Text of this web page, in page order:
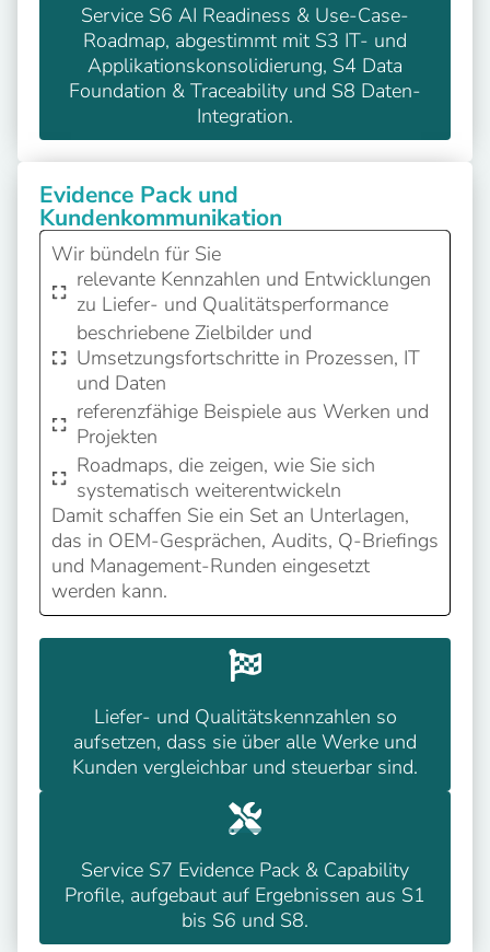
Service S6 AI Readiness & Use-Case-
Roadmap, abgestimmt mit S3 IT- und
Applikationskonsolidierung, S4 Data
Foundation & Traceability und S8 Daten-
Integration.
Evidence Pack und
Kundenkommunikation
Wir bündeln für Sie
relevante Kennzahlen und Entwicklungen
zu Liefer- und Qualitätsperformance
beschriebene Zielbilder und
Umsetzungsfortschritte in Prozessen, IT
und Daten
referenzfähige Beispiele aus Werken und
Projekten
Roadmaps, die zeigen, wie Sie sich
systematisch weiterentwickeln
Damit schaffen Sie ein Set an Unterlagen,
das in OEM-Gesprächen, Audits, Q-Briefings
und Management-Runden eingesetzt
werden kann.
Liefer- und Qualitätskennzahlen so
aufsetzen, dass sie über alle Werke und
Kunden vergleichbar und steuerbar sind.
Service S7 Evidence Pack & Capability
Profile, aufgebaut auf Ergebnissen aus S1
bis S6 und S8.